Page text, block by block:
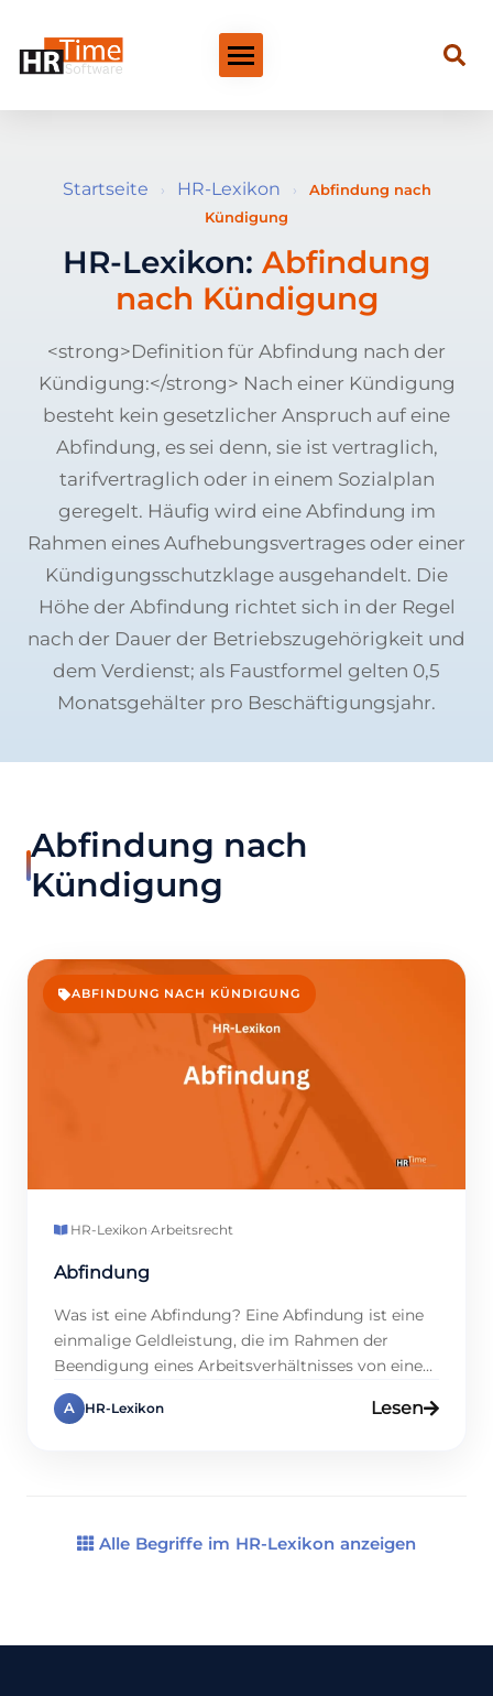
Startseite › HR-Lexikon ›
Abfindung nach
Kündigung
HR-Lexikon: Abfindung
nach Kündigung
<strong>Definition für Abfindung nach der
Kündigung:</strong> Nach einer Kündigung
besteht kein gesetzlicher Anspruch auf eine
Abfindung, es sei denn, sie ist vertraglich,
tarifvertraglich oder in einem Sozialplan
geregelt. Häufig wird eine Abfindung im
Rahmen eines Aufhebungsvertrages oder einer
Kündigungsschutzklage ausgehandelt. Die
Höhe der Abfindung richtet sich in der Regel
nach der Dauer der Betriebszugehörigkeit und
dem Verdienst; als Faustformel gelten 0,5
Monatsgehälter pro Beschäftigungsjahr.
Abfindung nach
Kündigung
ABFINDUNG NACH KÜNDIGUNG
HR-Lexikon·Arbeitsrecht
Abfindung
Was ist eine Abfindung? Eine Abfindung ist eine
einmalige Geldleistung, die im Rahmen der
Beendigung eines Arbeitsverhältnisses von einem
Arbeitgeber an einen Arbeitnehmer erbracht wird.
Sie dient als Ausgleich für den Verlust des
A HR-Lexikon Lesen
Alle Begriffe im HR-Lexikon anzeigen